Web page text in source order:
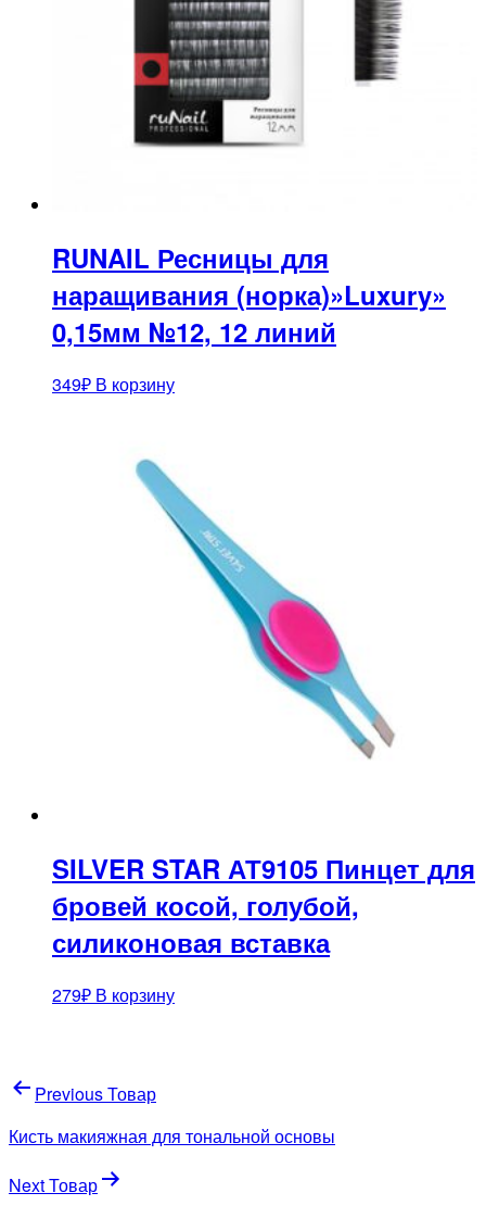
RUNAIL Ресницы для
наращивания (норка)»Luxury»
0,15мм №12, 12 линий
349₽ В корзину
SILVER STAR АТ9105 Пинцет для
бровей косой, голубой,
силиконовая вставка
279₽ В корзину
Навигация
по
записям
Previous Товар
Кисть макияжная для тональной основы
Next Товар